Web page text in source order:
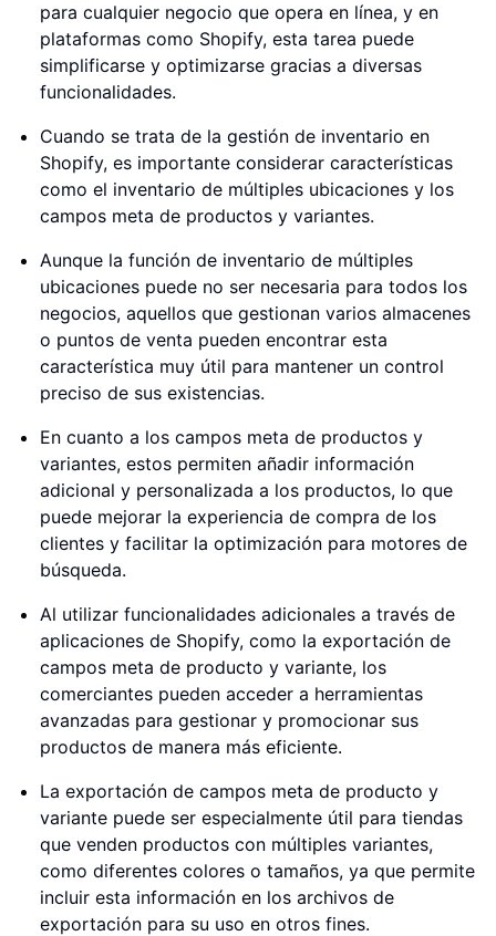
para cualquier negocio que opera en línea, y en
plataformas como Shopify, esta tarea puede
simplificarse y optimizarse gracias a diversas
funcionalidades.
Cuando se trata de la gestión de inventario en
Shopify, es importante considerar características
como el inventario de múltiples ubicaciones y los
campos meta de productos y variantes.
Aunque la función de inventario de múltiples
ubicaciones puede no ser necesaria para todos los
negocios, aquellos que gestionan varios almacenes
o puntos de venta pueden encontrar esta
característica muy útil para mantener un control
preciso de sus existencias.
En cuanto a los campos meta de productos y
variantes, estos permiten añadir información
adicional y personalizada a los productos, lo que
puede mejorar la experiencia de compra de los
clientes y facilitar la optimización para motores de
búsqueda.
Al utilizar funcionalidades adicionales a través de
aplicaciones de Shopify, como la exportación de
campos meta de producto y variante, los
comerciantes pueden acceder a herramientas
avanzadas para gestionar y promocionar sus
productos de manera más eficiente.
La exportación de campos meta de producto y
variante puede ser especialmente útil para tiendas
que venden productos con múltiples variantes,
como diferentes colores o tamaños, ya que permite
incluir esta información en los archivos de
exportación para su uso en otros fines.